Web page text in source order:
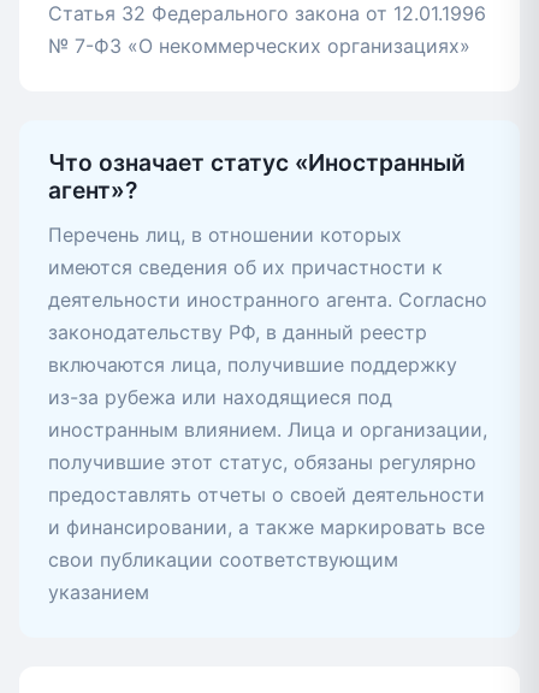
Статья 32 Федерального закона от 12.01.1996
№ 7-ФЗ «О некоммерческих организациях»
Что означает статус «Иностранный
агент»?
Перечень лиц, в отношении которых
имеются сведения об их причастности к
деятельности иностранного агента. Согласно
законодательству РФ, в данный реестр
включаются лица, получившие поддержку
из-за рубежа или находящиеся под
иностранным влиянием. Лица и организации,
получившие этот статус, обязаны регулярно
предоставлять отчеты о своей деятельности
и финансировании, а также маркировать все
свои публикации соответствующим
указанием